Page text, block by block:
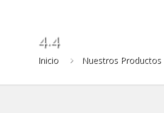
4.4
Inicio Nuestros Productos